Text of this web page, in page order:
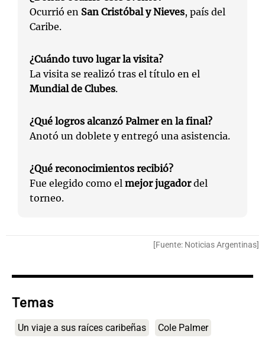
Ocurrió en San Cristóbal y Nieves, país del
Caribe.
¿Cuándo tuvo lugar la visita?
La visita se realizó tras el título en el
Mundial de Clubes.
¿Qué logros alcanzó Palmer en la final?
Anotó un doblete y entregó una asistencia.
¿Qué reconocimientos recibió?
Fue elegido como el mejor jugadordel
torneo.
[Fuente: Noticias Argentinas]
Temas
Un viaje a sus raíces caribeñas Cole Palmer